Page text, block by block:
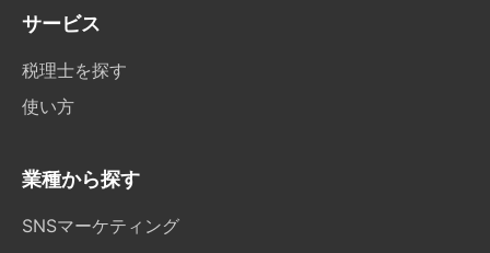
サービス
税理士を探す
使い方
業種から探す
SNSマーケティング